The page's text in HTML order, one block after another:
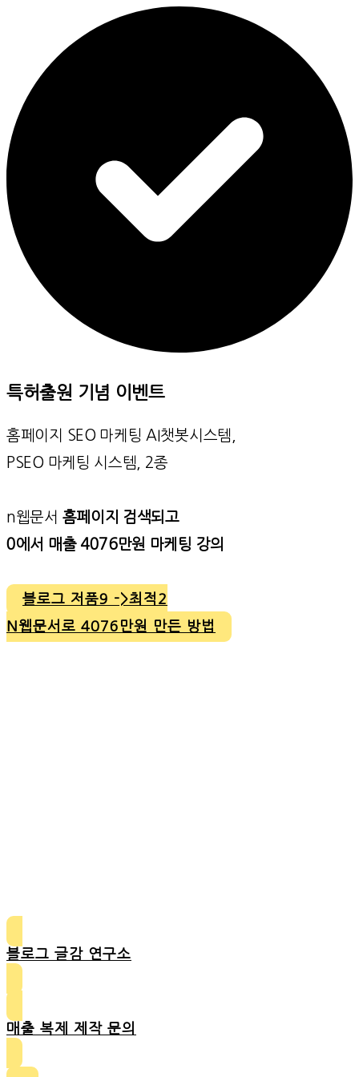
특허출원 기념 이벤트
홈페이지 SEO 마케팅 AI챗봇시스템,
PSEO 마케팅 시스템, 2종
n웹문서 홈페이지 검색되고
0에서 매출 4076만원 마케팅 강의
블로그 저품9 ->최적2
N웹문서로 4076만원 만든 방법
블로그 글감 연구소
매출 복제 제작 문의